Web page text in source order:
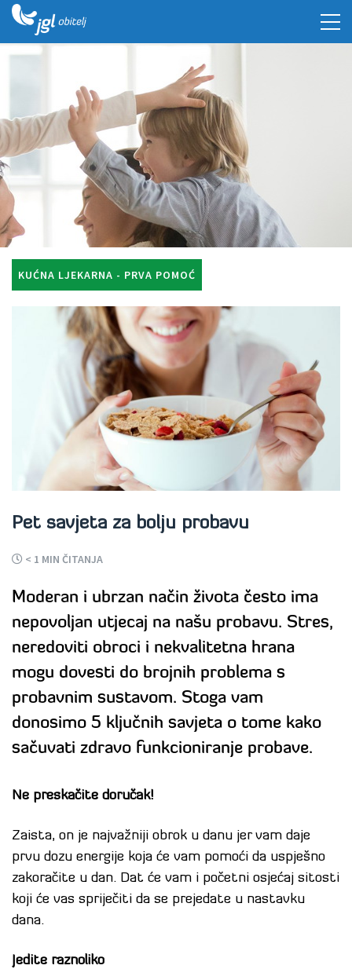
KUĆNA LJEKARNA - PRVA POMOĆ
Pet savjeta za bolju probavu
< 1 MIN ČITANJA
Moderan i ubrzan način života često ima
nepovoljan utjecaj na našu probavu. Stres,
neredoviti obroci i nekvalitetna hrana
mogu dovesti do brojnih problema s
probavnim sustavom. Stoga vam
donosimo 5 ključnih savjeta o tome kako
sačuvati zdravo funkcioniranje probave.
Ne preskačite doručak!
Zaista, on je najvažniji obrok u danu jer vam daje
prvu dozu energije koja će vam pomoći da uspješno
zakoračite u dan. Dat će vam i početni osjećaj sitosti
koji će vas spriječiti da se prejedate u nastavku
dana.
Jedite raznoliko